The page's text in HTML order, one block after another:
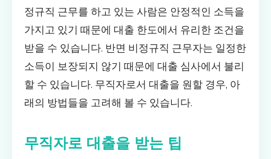
정규직 근무를 하고 있는 사람은 안정적인 소득을
가지고 있기 때문에 대출 한도에서 유리한 조건을
받을 수 있습니다. 반면 비정규직 근무자는 일정한
소득이 보장되지 않기 때문에 대출 심사에서 불리
할 수 있습니다. 무직자로서 대출을 원할 경우, 아
래의 방법들을 고려해 볼 수 있습니다.
무직자로 대출을 받는 팁